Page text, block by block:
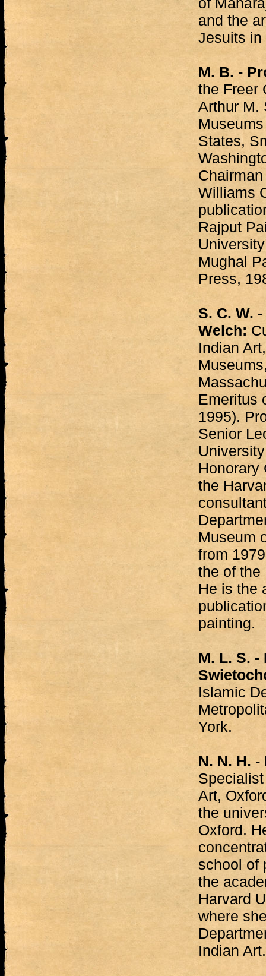
and the
Jesuits in
M. B. -
the Freer
Arthur M.
States,
Williams
Rajput
Mughal
Press,
S. C. W.
Welch:
Indian
Emeritus
1995).
Senior
Honorary
the
Museum
from
the of the
He is the
painting.
M. L. S. -
Islamic
York.
N. N. H.
Art,
the
Oxford.
school of
the
Harvard
where
Indian Art.